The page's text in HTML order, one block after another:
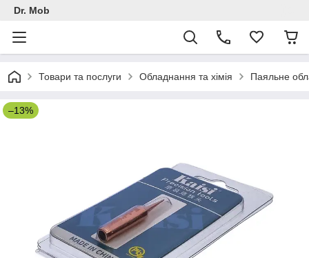
Dr. Mob
Товари та послуги Обладнання та хімія Паяльне
–13%